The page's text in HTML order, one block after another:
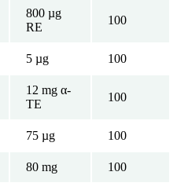
800 µg
RE
100
5 µg 100
12 mg α-
TE
100
75 µg 100
80 mg 100